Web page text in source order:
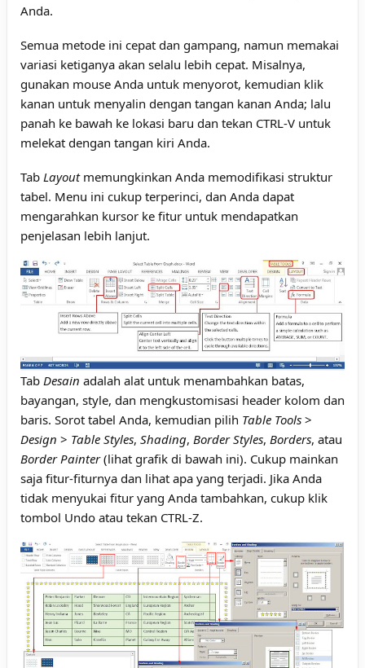
Anda.
Semua metode ini cepat dan gampang, namun memakai
variasi ketiganya akan selalu lebih cepat. Misalnya,
gunakan mouse Anda untuk menyorot, kemudian klik
kanan untuk menyalin dengan tangan kanan Anda; lalu
panah ke bawah ke lokasi baru dan tekan CTRL-V untuk
melekat dengan tangan kiri Anda.
Tab Layout memungkinkan Anda memodifikasi struktur
tabel. Menu ini cukup terperinci, dan Anda dapat
mengarahkan kursor ke fitur untuk mendapatkan
penjelasan lebih lanjut.
Tab Desain adalah alat untuk menambahkan batas,
bayangan, style, dan mengkustomisasi header kolom dan
baris. Sorot tabel Anda, kemudian pilih Table Tools >
Design > Table Styles, Shading, Border Styles, Borders, atau
Border Painter(lihat grafik di bawah ini). Cukup mainkan
saja fitur-fiturnya dan lihat apa yang terjadi. Jika Anda
tidak menyukai fitur yang Anda tambahkan, cukup klik
tombol Undo atau tekan CTRL-Z.